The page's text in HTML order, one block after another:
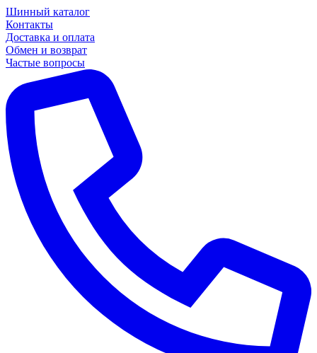
Шинный каталог
Контакты
Доставка и оплата
Обмен и возврат
Частые вопросы